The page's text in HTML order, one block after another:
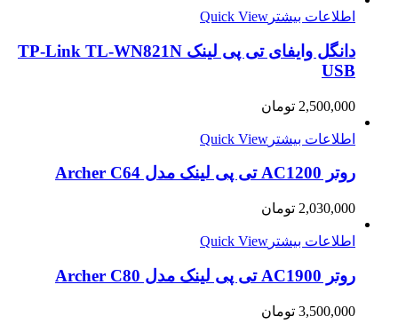
اطلاعات بیشتر Quick View
دانگل وایفای تی پی لینک TP-Link TL-WN821N
USB
2,500,000 تومان
اطلاعات بیشتر Quick View
روتر AC1200 تی پی لينک مدل Archer C64
2,030,000 تومان
اطلاعات بیشتر Quick View
روتر AC1900 تی پی لينک مدل Archer C80
3,500,000 تومان